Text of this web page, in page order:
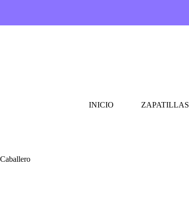
INICIO ZAPATILLAS
Caballero